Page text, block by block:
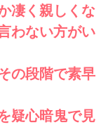
凄く親しくな
わない方がい
の段階で素早
疑心暗鬼で見